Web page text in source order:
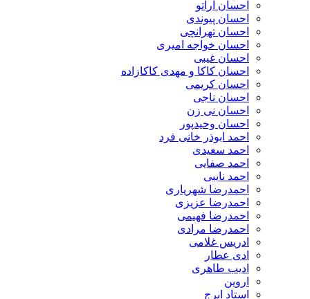
احسان اراتو
احسان پیوندی
احسان تهرانچی
احسان خواجه امیری
احسان غیبی
احسان کاکا و مهدی کاکازاده
احسان کریمی
احسان ناجی
احسان نی زن
احسان وحیدپور
احمد ابوذر خانی فرد
احمد سعیدی
احمد صفایی
احمد نایبی
احمدرضا شهریاری
احمدرضا عزیزی
احمدرضا فهیمی
احمدرضا مرادی
ادریس غلامی
ادی عطار
ادیب طاهری
اروین
استاد ایرج